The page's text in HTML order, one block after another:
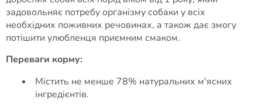
задовольняє потребу організму собаки у всіх
необхідних поживних речовинах, а також дає змогу
потішити улюбленця приємним смаком.
Переваги корму:
Містить не менше 78% натуральних м'ясних
інгредієнтів.